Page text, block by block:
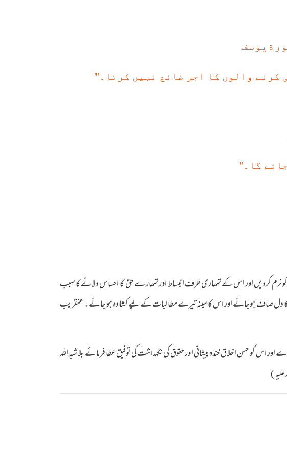
کرنے والوں کا اجر ضائع نہیں کرتا۔"
گا۔"
نرم کردیں اور اس کے تمھاری طرف انبساط اور تمھارے حق کا احساس دلانے کا سبب
کا دل صاف ہوجائے اور اس کا سینہ تیرے مطالبات کے لیے کشادہ ہو جائے ۔ عنقریب
اس کو حسن اخلاق خندہ پیشانی اور حقوق کی نگہداشت کی توفیق عطا فرمائے بلا شبہ اللہ
)